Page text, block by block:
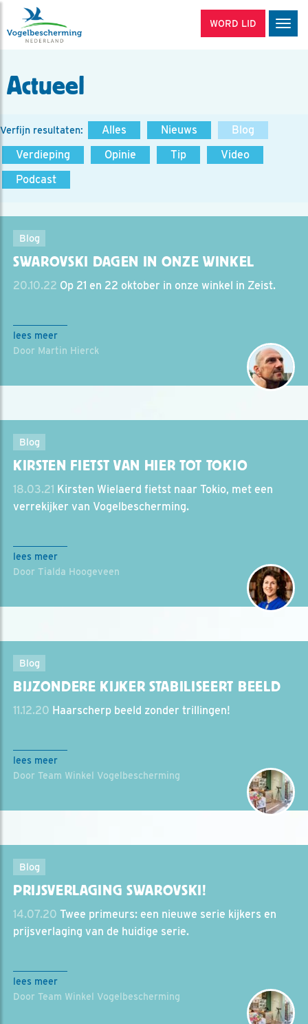
WORD LID
Actueel
Verfijn resultaten: Alles Nieuws
Blog
Verdieping
Opinie Tip
Video
Podcast
Blog
SWAROVSKI DAGEN IN ONZE WINKEL
20.10.22 Op 21 en 22 oktober in onze winkel in Zeist.
lees meer
Door Martin Hierck
Blog
KIRSTEN FIETST VAN HIER TOT TOKIO
18.03.21 Kirsten Wielaerd fietst naar Tokio, met een
verrekijker van Vogelbescherming.
lees meer
Door Tialda Hoogeveen
Blog
BIJZONDERE KIJKER STABILISEERT BEELD
11.12.20 Haarscherp beeld zonder trillingen!
lees meer
Door Team Winkel Vogelbescherming
Blog
PRIJSVERLAGING SWAROVSKI!
14.07.20 Twee primeurs: een nieuwe serie kijkers en
prijsverlaging van de huidige serie.
lees meer
Door Team Winkel Vogelbescherming